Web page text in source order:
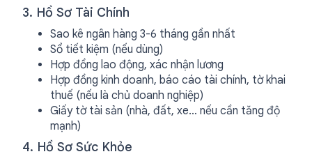
3. Hồ Sơ Tài Chính
Sao kê ngân hàng 3-6 tháng gần nhất
Sổ tiết kiệm (nếu dùng)
Hợp đồng lao động, xác nhận lương
Hợp đồng kinh doanh, báo cáo tài chính, tờ khai
thuế (nếu là chủ doanh nghiệp)
Giấy tờ tài sản (nhà, đất, xe… nếu cần tăng độ
mạnh)
4. Hồ Sơ Sức Khỏe